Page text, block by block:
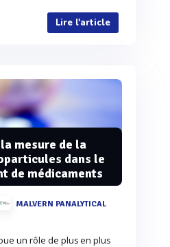
Lire l'article
mesure de la
dans le
de médicaments
MALVERN PANALYTICAL
un rôle de plus en plus